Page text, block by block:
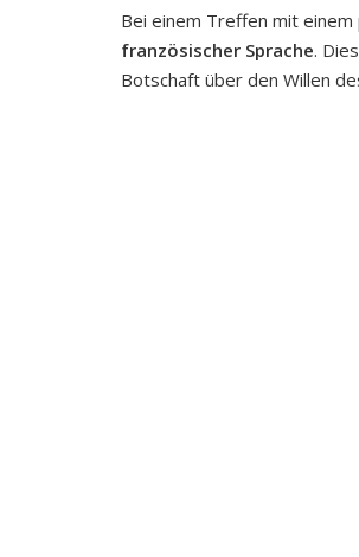
Bei einem Treffen mit
französischer Sprache.
Botschaft über den Willen